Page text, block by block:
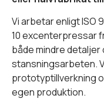
Vi arbetar enligt ISO
10 excenterpressar
både mindre detaljer
stansningsarbeten.
prototyptillverkning
egen produktion.